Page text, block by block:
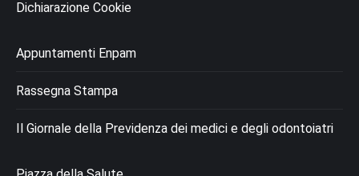
Dichiarazione Cookie
Appuntamenti Enpam
Rassegna Stampa
Il Giornale della Previdenza dei medici e degli odontoiatri